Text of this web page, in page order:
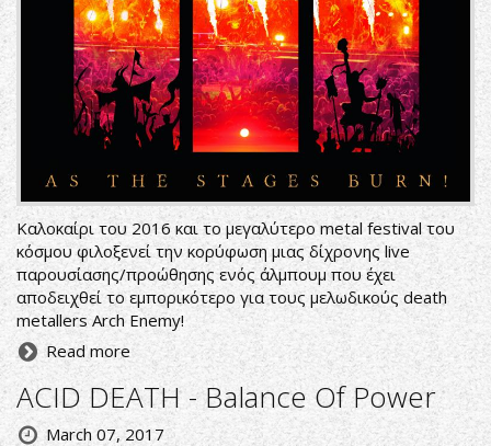
Καλοκαίρι του 2016 και το μεγαλύτερο metal festival του
κόσμου φιλοξενεί την κορύφωση μιας δίχρονης live
παρουσίασης/προώθησης ενός άλμπουμ που έχει
αποδειχθεί το εμπορικότερο για τους μελωδικούς death
metallers Arch Enemy!
Read more
ACID DEATH - Balance Of Power
March 07, 2017